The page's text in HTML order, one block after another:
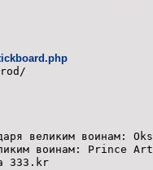
великим воинам:
воинам: Prince
333.kr